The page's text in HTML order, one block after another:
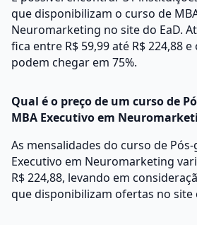
que disponibilizam o curso de
Neuromarketing no site do EaD.
fica entre R$ 59,99 até R$ 224,88
podem chegar em 75%.
Qual é o preço de um curso de
MBA Executivo em
As mensalidades do curso de
Executivo em Neuromarketing
R$ 224,88, levando em
que disponibilizam ofertas no site